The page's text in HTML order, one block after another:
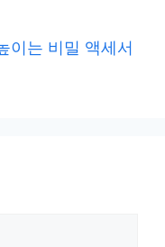
이는 비밀 액세서